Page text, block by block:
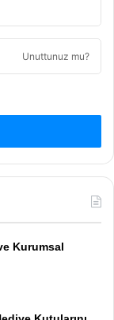
Unuttunuz mu?
Kurumsal